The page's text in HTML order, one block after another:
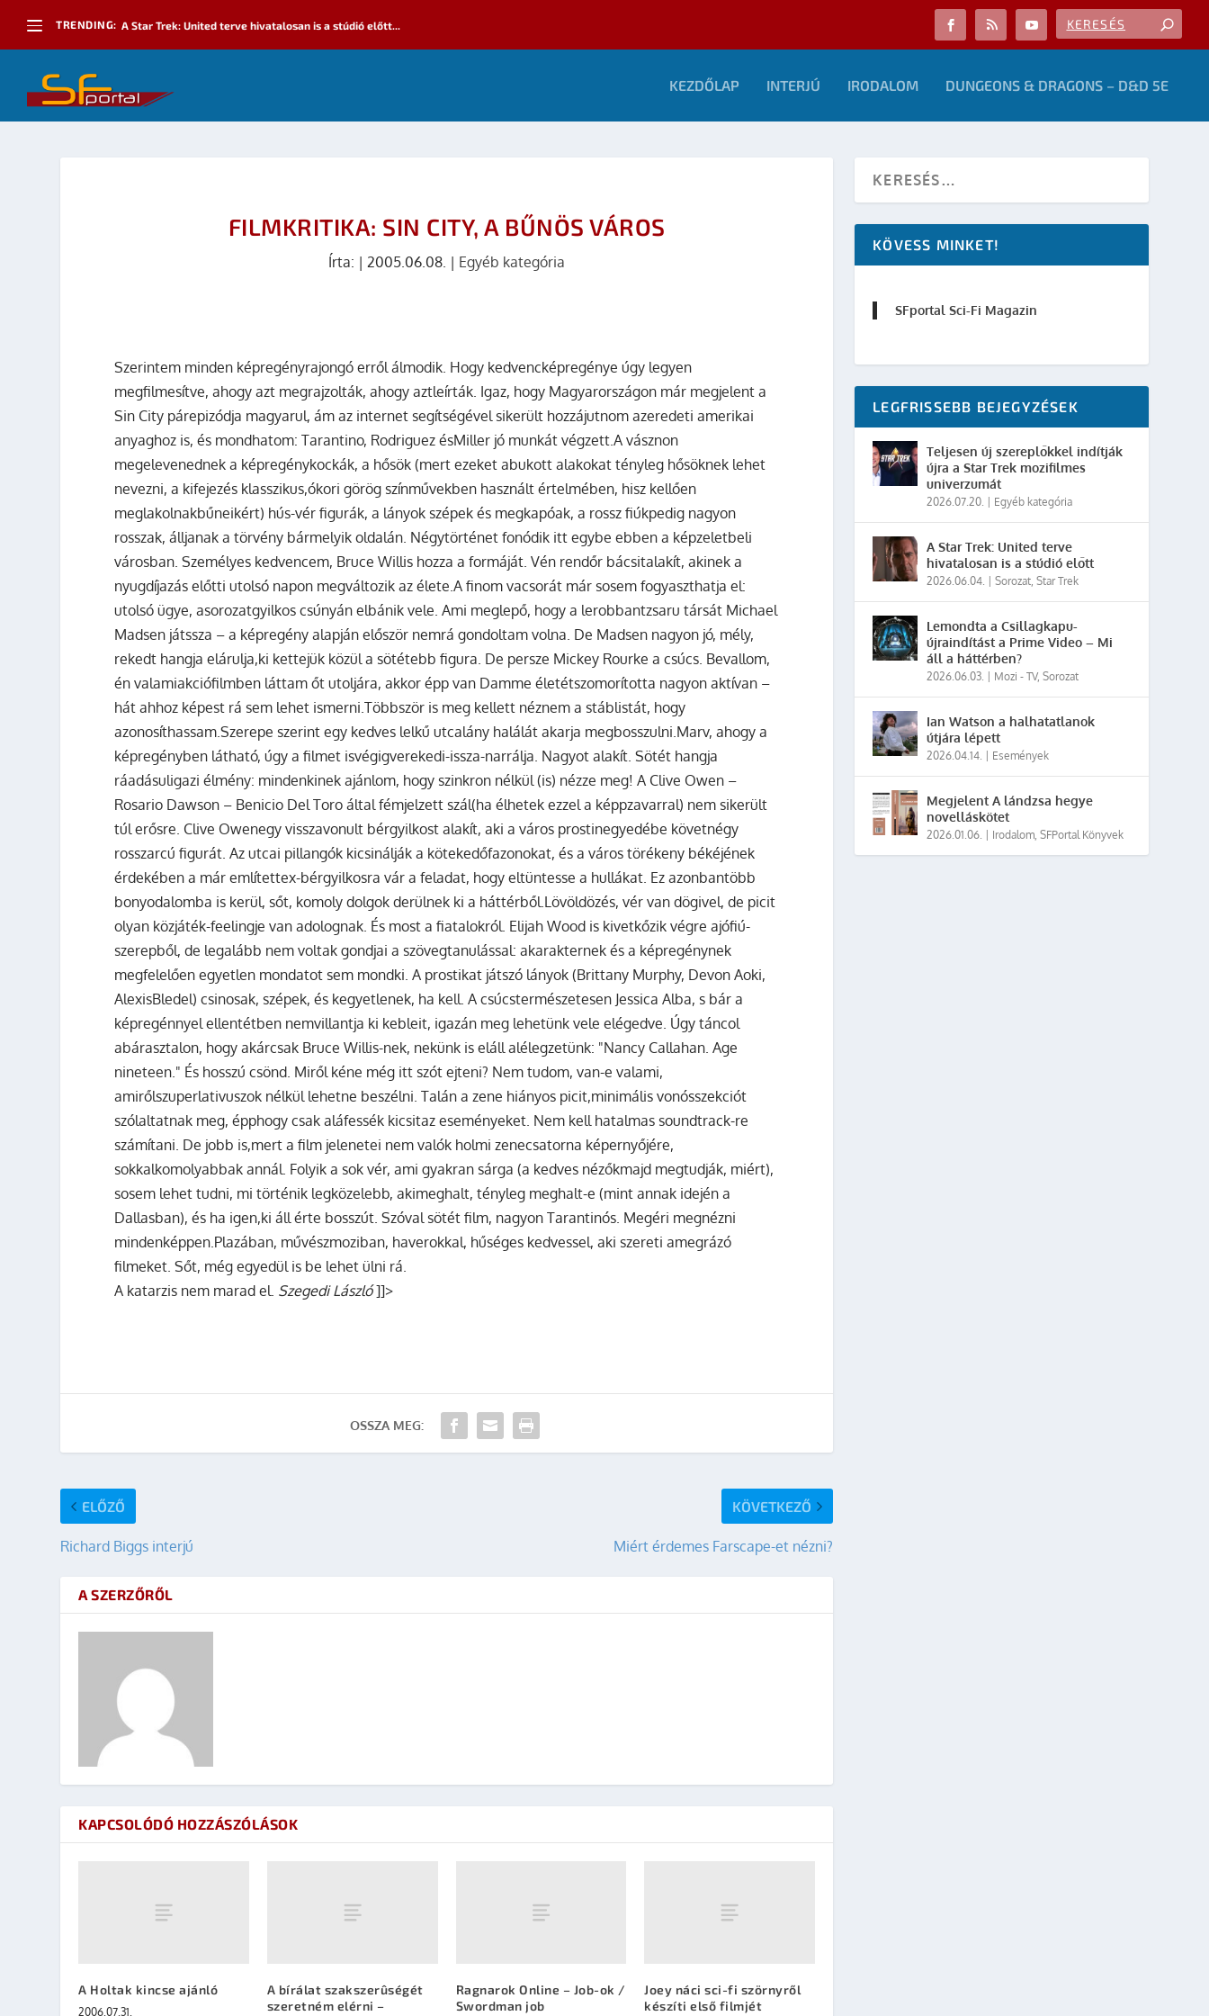
TRENDING: A Star Trek: United terve hivatalosan is a stúdió előtt...
KEZDŐLAP INTERJÚ IRODALOM DUNGEONS & DRAGONS – D&D 5E
FILMKRITIKA: SIN CITY, A BŰNÖS VÁROS
Írta: |2005.06.08. | Egyéb kategória
Szerintem minden képregényrajongó erről álmodik. Hogy kedvencképregénye úgy legyen
megfilmesítve, ahogy azt megrajzolták, ahogy aztleírták. Igaz, hogy Magyarországon már megjelent a
Sin City párepizódja magyarul, ám az internet segítségével sikerült hozzájutnom azeredeti amerikai
anyaghoz is, és mondhatom: Tarantino, Rodriguez ésMiller jó munkát végzett.A vásznon
megelevenednek a képregénykockák, a hősök (mert ezeket abukott alakokat tényleg hősöknek lehet
nevezni, a kifejezés klasszikus,ókori görög színművekben használt értelmében, hisz kellően
meglakolnakbűneikért) hús-vér figurák, a lányok szépek és megkapóak, a rossz fiúkpedig nagyon
rosszak, álljanak a törvény bármelyik oldalán. Négytörténet fonódik itt egybe ebben a képzeletbeli
városban. Személyes kedvencem, Bruce Willis hozza a formáját. Vén rendőr bácsitalakít, akinek a
nyugdíjazás előtti utolsó napon megváltozik az élete.A finom vacsorát már sosem fogyaszthatja el:
utolsó ügye, asorozatgyilkos csúnyán elbánik vele. Ami meglepő, hogy a lerobbantzsaru társát Michael
Madsen játssza – a képregény alapján először nemrá gondoltam volna. De Madsen nagyon jó, mély,
rekedt hangja elárulja,ki kettejük közül a sötétebb figura. De persze Mickey Rourke a csúcs. Bevallom,
én valamiakciófilmben láttam őt utoljára, akkor épp van Damme életétszomorította nagyon aktívan –
hát ahhoz képest rá sem lehet ismerni.Többször is meg kellett néznem a stáblistát, hogy
azonosíthassam.Szerepe szerint egy kedves lelkű utcalány halálát akarja megbosszulni.Marv, ahogy a
képregényben látható, úgy a filmet isvégigverekedi-issza-narrálja. Nagyot alakít. Sötét hangja
ráadásuligazi élmény: mindenkinek ajánlom, hogy szinkron nélkül (is) nézze meg! A Clive Owen –
Rosario Dawson – Benicio Del Toro által fémjelzett szál(ha élhetek ezzel a képpzavarral) nem sikerült
túl erősre. Clive Owenegy visszavonult bérgyilkost alakít, aki a város prostinegyedébe követnégy
rosszarcú figurát. Az utcai pillangók kicsinálják a kötekedőfazonokat, és a város törékeny békéjének
érdekében a már említettex-bérgyilkosra vár a feladat, hogy eltüntesse a hullákat. Ez azonbantöbb
bonyodalomba is kerül, sőt, komoly dolgok derülnek ki a háttérből.Lövöldözés, vér van dögivel, de picit
olyan közjáték-feelingje van adolognak. És most a fiatalokról. Elijah Wood is kivetkőzik végre ajófiú-
szerepből, de legalább nem voltak gondjai a szövegtanulással: akarakternek és a képregénynek
megfelelően egyetlen mondatot sem mondki. A prostikat játszó lányok (Brittany Murphy, Devon Aoki,
AlexisBledel) csinosak, szépek, és kegyetlenek, ha kell. A csúcstermészetesen Jessica Alba, s bár a
képregénnyel ellentétben nemvillantja ki kebleit, igazán meg lehetünk vele elégedve. Úgy táncol
abárasztalon, hogy akárcsak Bruce Willis-nek, nekünk is eláll alélegzetünk: "Nancy Callahan. Age
nineteen." És hosszú csönd. Miről kéne még itt szót ejteni? Nem tudom, van-e valami,
amirőlszuperlativuszok nélkül lehetne beszélni. Talán a zene hiányos picit,minimális vonósszekciót
szólaltatnak meg, épphogy csak aláfessék kicsitaz eseményeket. Nem kell hatalmas soundtrack-re
számítani. De jobb is,mert a film jelenetei nem valók holmi zenecsatorna képernyőjére,
sokkalkomolyabbak annál. Folyik a sok vér, ami gyakran sárga (a kedves nézőkmajd megtudják, miért),
sosem lehet tudni, mi történik legközelebb, akimeghalt, tényleg meghalt-e (mint annak idején a
Dallasban), és ha igen,ki áll érte bosszút. Szóval sötét film, nagyon Tarantinós. Megéri megnézni
mindenképpen.Plazában, művészmoziban, haverokkal, hűséges kedvessel, aki szereti amegrázó
filmeket. Sőt, még egyedül is be lehet ülni rá.
A katarzis nem marad el. Szegedi László]]>
OSSZA MEG:
ELŐZŐ
Richard Biggs interjú
KÖVETKEZŐ
Miért érdemes Farscape-et nézni?
A SZERZŐRŐL
KAPCSOLÓDÓ HOZZÁSZÓLÁSOK
A Holtak kincse ajánló
2006.07.31.
A bírálat szakszerûségét
szeretném elérni –
Ragnarok Online – Job-ok /
Swordman job
Joey náci sci-fi szörnyről
készíti első filmjét
KÖVESS MINKET!
SFportal Sci-Fi Magazin
LEGFRISSEBB BEJEGYZÉSEK
Teljesen új szereplőkkel indítják
újra a Star Trek mozifilmes
univerzumát
2026.07.20. Egyéb kategória
A Star Trek: United terve
hivatalosan is a stúdió előtt
2026.06.04. |Sorozat,Star Trek
Lemondta a Csillagkapu-
újraindítást a Prime Video – Mi
áll a háttérben?
2026.06.03. Mozi - TV,Sorozat
Ian Watson a halhatatlanok
útjára lépett
2026.04.14. Események
Megjelent A lándzsa hegye
novelláskötet
2026.01.06. Irodalom,SFPortal Könyvek